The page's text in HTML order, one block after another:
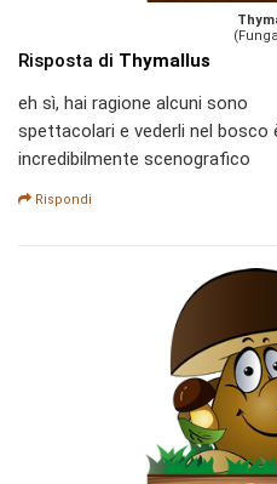
Risposta di Thymallus
eh sì, hai ragione alcuni sono
spettacolari e vederli nel bosco
incredibilmente scenografico
Rispondi